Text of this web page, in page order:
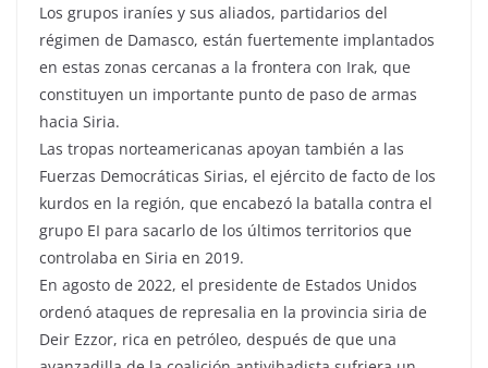
Los grupos iraníes y sus aliados, partidarios del
régimen de Damasco, están fuertemente implantados
en estas zonas cercanas a la frontera con Irak, que
constituyen un importante punto de paso de armas
hacia Siria.
Las tropas norteamericanas apoyan también a las
Fuerzas Democráticas Sirias, el ejército de facto de los
kurdos en la región, que encabezó la batalla contra el
grupo EI para sacarlo de los últimos territorios que
controlaba en Siria en 2019.
En agosto de 2022, el presidente de Estados Unidos
ordenó ataques de represalia en la provincia siria de
Deir Ezzor, rica en petróleo, después de que una